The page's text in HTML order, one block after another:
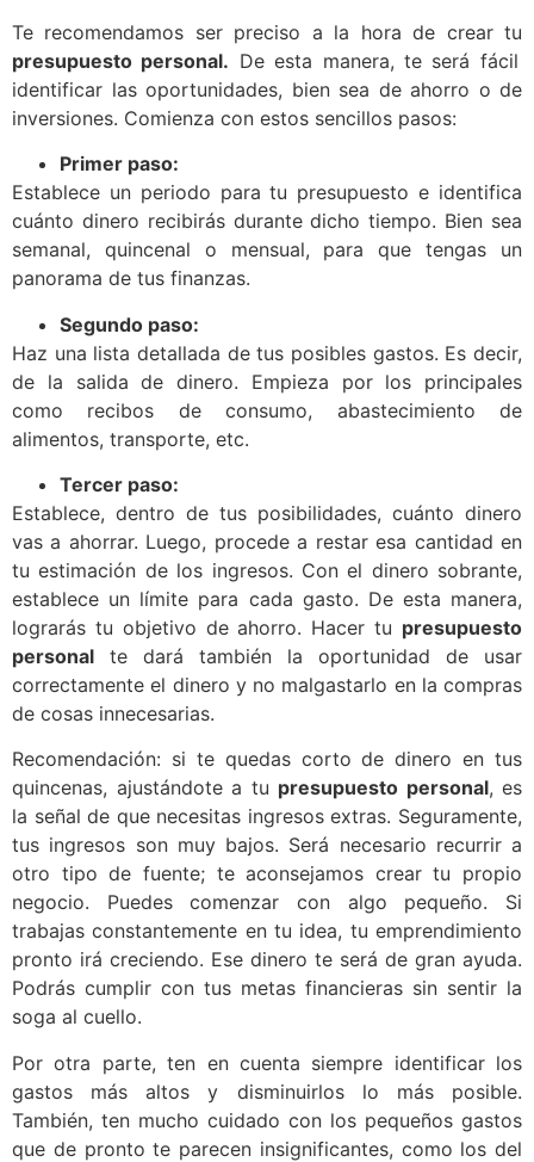
Te recomendamos ser preciso a la hora de crear tu
presupuesto personal. De esta manera, te será fácil
identificar las oportunidades, bien sea de ahorro o de
inversiones. Comienza con estos sencillos pasos:
Primer paso:
Establece un periodo para tu presupuesto e identifica
cuánto dinero recibirás durante dicho tiempo. Bien sea
semanal, quincenal o mensual, para que tengas un
panorama de tus finanzas.
Segundo paso:
Haz una lista detallada de tus posibles gastos. Es decir,
de la salida de dinero. Empieza por los principales
como recibos de consumo, abastecimiento de
alimentos, transporte, etc.
Tercer paso:
Establece, dentro de tus posibilidades, cuánto dinero
vas a ahorrar. Luego, procede a restar esa cantidad en
tu estimación de los ingresos. Con el dinero sobrante,
establece un límite para cada gasto. De esta manera,
lograrás tu objetivo de ahorro. Hacer tu presupuesto
personal te dará también la oportunidad de usar
correctamente el dinero y no malgastarlo en la compras
de cosas innecesarias.
Recomendación: si te quedas corto de dinero en tus
quincenas, ajustándote a tu presupuesto personal, es
la señal de que necesitas ingresos extras. Seguramente,
tus ingresos son muy bajos. Será necesario recurrir a
otro tipo de fuente; te aconsejamos crear tu propio
negocio. Puedes comenzar con algo pequeño. Si
trabajas constantemente en tu idea, tu emprendimiento
pronto irá creciendo. Ese dinero te será de gran ayuda.
Podrás cumplir con tus metas financieras sin sentir la
soga al cuello.
Por otra parte, ten en cuenta siempre identificar los
gastos más altos y disminuirlos lo más posible.
También, ten mucho cuidado con los pequeños gastos
que de pronto te parecen insignificantes, como los del